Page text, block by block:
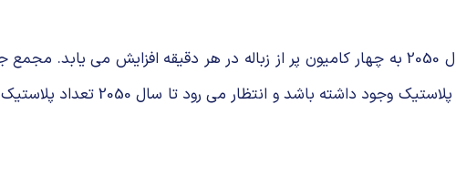
اگر کاری انجام نگیرد تا سال 2030 یک کامیون زباله پر در هر دقیقه به دو کامیون و در سال 2050 به چهار کامیون پر از زباله در
سناریو انتظار می رود که در سال 2025 اقیانوس ها به ازای